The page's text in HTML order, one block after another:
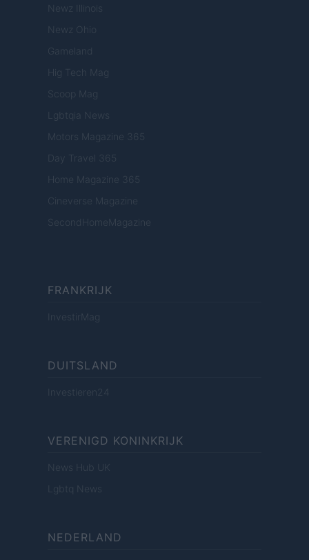
Newz Illinois
Newz Ohio
Gameland
Hig Tech Mag
Scoop Mag
Lgbtqia News
Motors Magazine 365
Day Travel 365
Home Magazine 365
Cineverse Magazine
SecondHomeMagazine
FRANKRIJK
InvestirMag
DUITSLAND
Investieren24
VERENIGD KONINKRIJK
News Hub UK
Lgbtq News
NEDERLAND